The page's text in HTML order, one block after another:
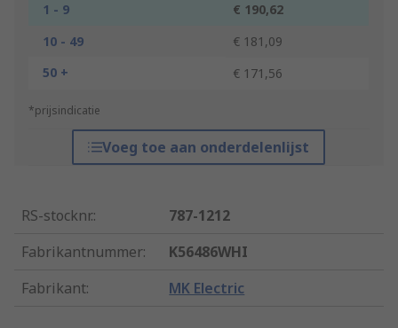
1 - 9
€ 190,62
10 - 49
€ 181,09
50 +
€ 171,56
*prijsindicatie
Voeg toe aan onderdelenlijst
RS-stocknr.:
787-1212
Fabrikantnummer:
K56486WHI
Fabrikant: MK Electric